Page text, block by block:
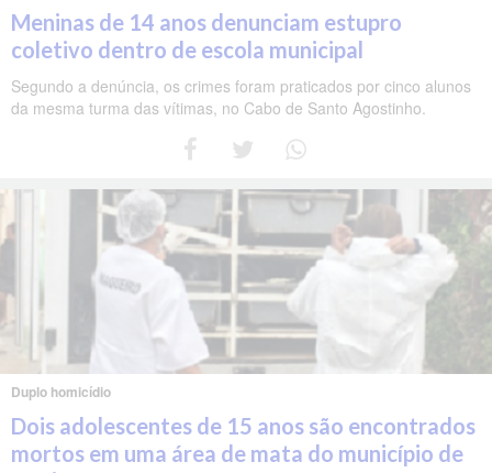
Meninas de 14 anos denunciam estupro
coletivo dentro de escola municipal
Segundo a denúncia, os crimes foram praticados por cinco alunos
da mesma turma das vítimas, no Cabo de Santo Agostinho.
Duplo homicídio
Dois adolescentes de 15 anos são encontrados
mortos em uma área de mata do município de